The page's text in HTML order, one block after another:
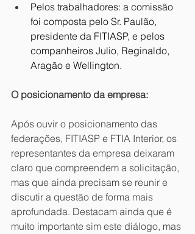
Pelos trabalhadores: a comissão
foi composta pelo Sr. Paulão,
presidente da FITIASP, e pelos
companheiros Julio, Reginaldo,
Aragão e Wellington.
O posicionamento da empresa:
Após ouvir o posicionamento das
federações, FITIASP e FTIA Interior, os
representantes da empresa deixaram
claro que compreendem a solicitação,
mas que ainda precisam se reunir e
discutir a questão de forma mais
aprofundada. Destacam ainda que é
muito importante sim este diálogo, mas